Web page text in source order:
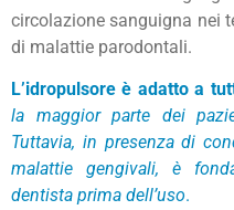
circolazione sanguigna nei
di malattie parodontali.
L’idropulsore è adatto a
la maggior parte dei
Tuttavia, in presenza di
malattie gengivali, è
dentista prima dell’uso.